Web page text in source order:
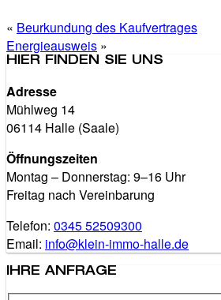
« Beurkundung des Kaufvertrages
Energieausweis »
HIER FINDEN SIE UNS
Adresse
Mühlweg 14
06114 Halle (Saale)
Öffnungszeiten
Montag – Donnerstag: 9–16 Uhr
Freitag nach Vereinbarung
Telefon: 0345 52509300
Email: info@klein-immo-halle.de
IHRE ANFRAGE